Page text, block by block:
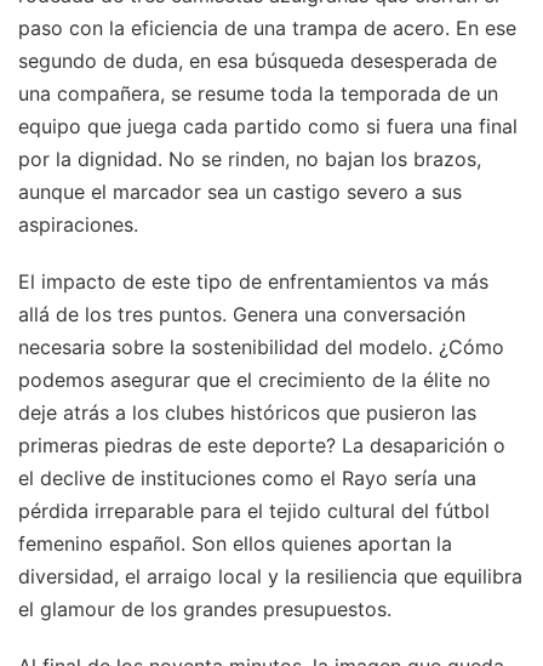
paso con la eficiencia de una trampa de acero. En ese
segundo de duda, en esa búsqueda desesperada de
una compañera, se resume toda la temporada de un
equipo que juega cada partido como si fuera una final
por la dignidad. No se rinden, no bajan los brazos,
aunque el marcador sea un castigo severo a sus
aspiraciones.
El impacto de este tipo de enfrentamientos va más
allá de los tres puntos. Genera una conversación
necesaria sobre la sostenibilidad del modelo. ¿Cómo
podemos asegurar que el crecimiento de la élite no
deje atrás a los clubes históricos que pusieron las
primeras piedras de este deporte? La desaparición o
el declive de instituciones como el Rayo sería una
pérdida irreparable para el tejido cultural del fútbol
femenino español. Son ellos quienes aportan la
diversidad, el arraigo local y la resiliencia que equilibra
el glamour de los grandes presupuestos.